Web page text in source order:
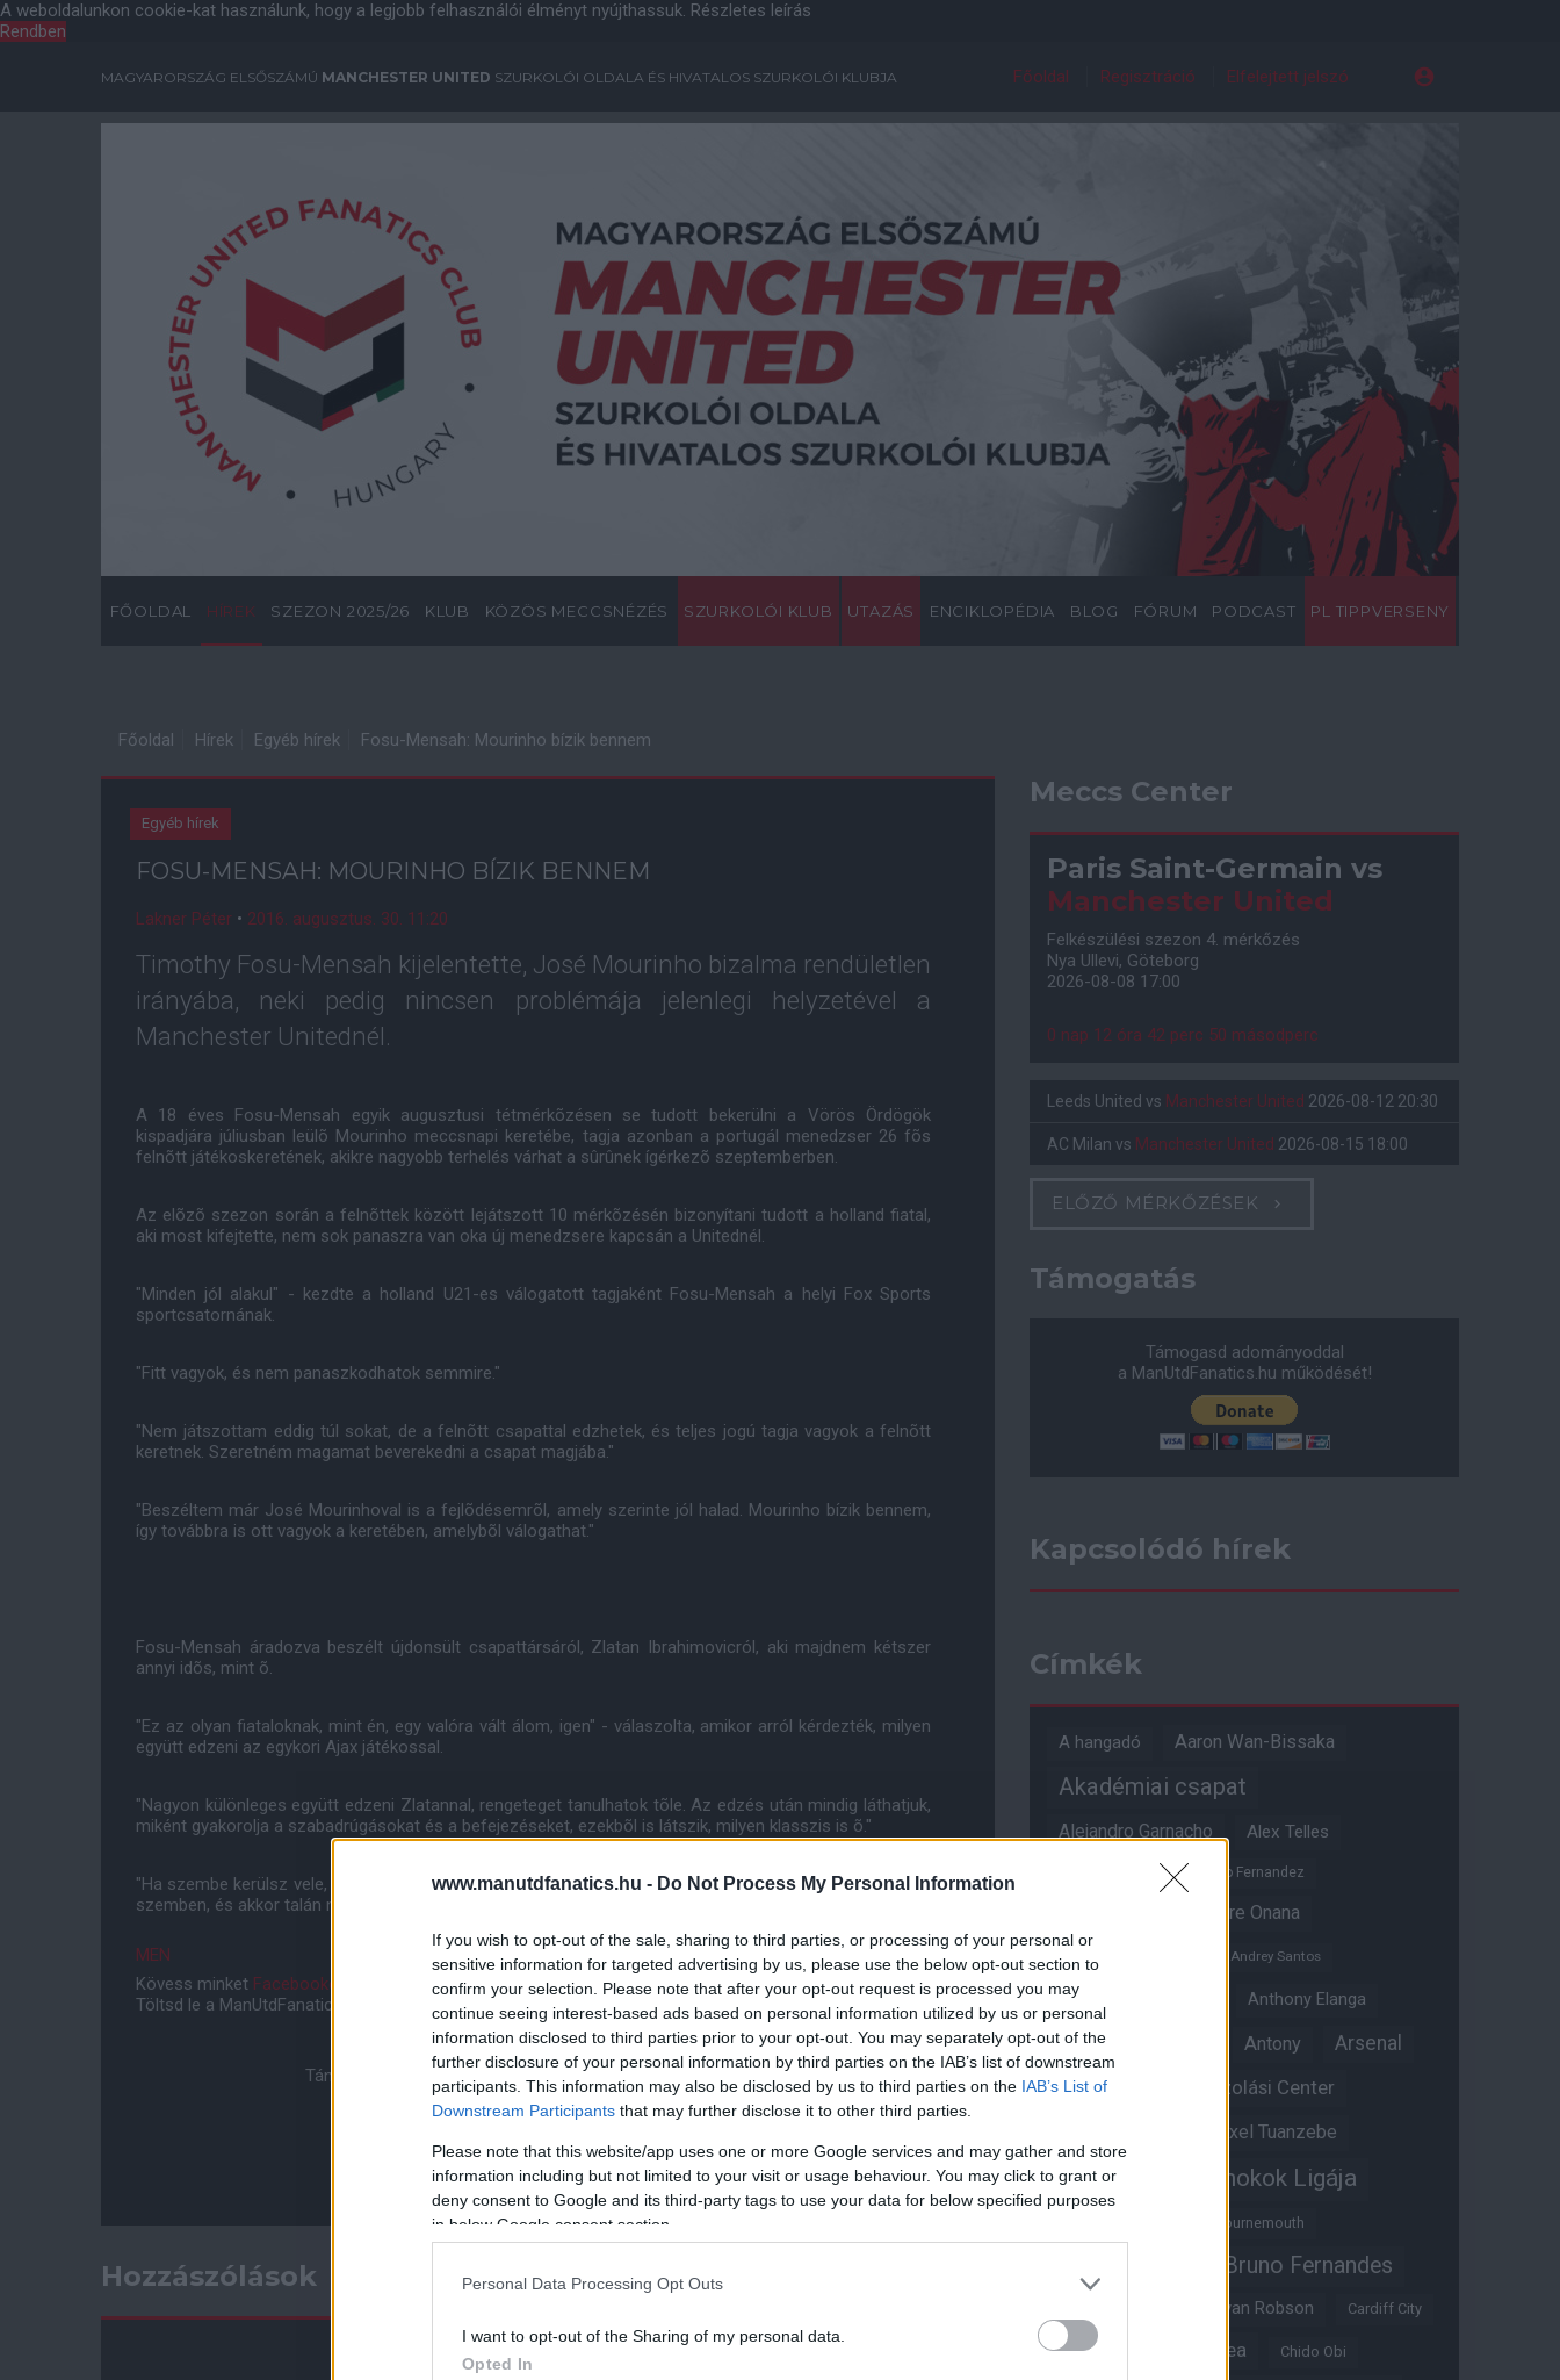
www.manutdfanatics.hu - Do Not Process My Personal Information
If you wish to opt-out of the sale, sharing to third parties, or processing of your personal or
sensitive information for targeted advertising by us, please use the below opt-out section to
confirm your selection. Please note that after your opt-out request is processed you may
continue seeing interest-based ads based on personal information utilized by us or personal
information disclosed to third parties prior to your opt-out. You may separately opt-out of the
further disclosure of your personal information by third parties on the IAB’s list of downstream
participants. This information may also be disclosed by us to third parties on the IAB’s List of
Downstream Participants that may further disclose it to other third parties.
Please note that this website/app uses one or more Google services and may gather and store
information including but not limited to your visit or usage behaviour. You may click to grant or
deny consent to Google and its third-party tags to use your data for below specified purposes
in below Google consent section.
Personal Data Processing Opt Outs
I want to opt-out of the Sharing of my personal data.
Opted In
A weboldalunkon cookie-kat használunk, hogy a legjobb felhasználói élményt nyújthassuk. Részletes leírás
Rendben
MAGYARORSZÁG ELSŐSZÁMÚ MANCHESTER UNITED SZURKOLÓI OLDALA ÉS HIVATALOS SZURKOLÓI KLUBJA Főoldal Regisztráció Elfelejtett jelszó
FŐOLDAL HÍREK SZEZON 2025/26 KLUB KÖZÖS MECCSNÉZÉS SZURKOLÓI KLUB UTAZÁS ENCIKLOPÉDIA BLOG FÓRUM PODCAST PL TIPPVERSENY
Főoldal Hírek Egyéb hírek Fosu-Mensah: Mourinho bízik bennem
Egyéb hírek
FOSU-MENSAH: MOURINHO BÍZIK BENNEM
Lakner Péter • 2016. augusztus. 30. 11:20
Timothy Fosu-Mensah kijelentette, José Mourinho bizalma rendületlen
irányába, neki pedig nincsen problémája jelenlegi helyzetével a
Manchester Unitednél.
A 18 éves Fosu-Mensah egyik augusztusi tétmérkõzésen se tudott bekerülni a Vörös Ördögök
kispadjára júliusban leülõ Mourinho meccsnapi keretébe, tagja azonban a portugál menedzser 26 fõs
felnõtt játékoskeretének, akikre nagyobb terhelés várhat a sûrûnek ígérkezõ szeptemberben.
Az elõzõ szezon során a felnõttek között lejátszott 10 mérkõzésén bizonyítani tudott a holland fiatal,
aki most kifejtette, nem sok panaszra van oka új menedzsere kapcsán a Unitednél.
"Minden jól alakul" - kezdte a holland U21-es válogatott tagjaként Fosu-Mensah a helyi Fox Sports
sportcsatornának.
"Fitt vagyok, és nem panaszkodhatok semmire."
"Nem játszottam eddig túl sokat, de a felnõtt csapattal edzhetek, és teljes jogú tagja vagyok a felnõtt
keretnek. Szeretném magamat beverekedni a csapat magjába."
"Beszéltem már José Mourinhoval is a fejlõdésemrõl, amely szerinte jól halad. Mourinho bízik bennem,
így továbbra is ott vagyok a keretében, amelybõl válogathat."
Fosu-Mensah áradozva beszélt újdonsült csapattársáról, Zlatan Ibrahimovicról, aki majdnem kétszer
annyi idõs, mint õ.
"Ez az olyan fiataloknak, mint én, egy valóra vált álom, igen" - válaszolta, amikor arról kérdezték, milyen
együtt edzeni az egykori Ajax játékossal.
"Nagyon különleges együtt edzeni Zlatannal, rengeteget tanulhatok tõle. Az edzés után mindig láthatjuk,
miként gyakorolja a szabadrúgásokat és a befejezéseket, ezekbõl is látszik, milyen klasszis is õ."
"Ha szembe kerülsz vele, abból is rengeteget lehet tanulni. A lehetõ legjobb formádat kell elõvenned vele
szemben, és akkor talán nem tesz nevetség tárgyává."
MEN
Kövess minket Facebookon InstagramonésYouTube-on is!
Töltsd le a ManUtdFanatics.hu mobil applikációt
Androidra iOS-re !
Támogasd adományoddal a ManUtdFanatics.hu működését!
Hozzászólások
Meccs Center
Paris Saint-Germain vs
Manchester United
Felkészülési szezon 4. mérkőzés
Nya Ullevi, Göteborg
2026-08-08 17:00
0 nap 12 óra 42 perc 49 másodperc
Leeds United vs Manchester United 2026-08-12 20:30
AC Milan vs Manchester United 2026-08-15 18:00
ELŐZŐ MÉRKŐZÉSEK
Támogatás
Támogasd adományoddal
a ManUtdFanatics.hu működését!
Kapcsolódó hírek
Címkék
A hangadó Aaron Wan-Bissaka
Akadémiai csapat
Alejandro Garnacho Alex Telles
Alvaro Fernandez
Andre Onana
Andreas Pereira
Andrey Santos
Angol válogatott Anthony Elanga
Anthony Martial Antony Arsenal
Aston Villa Átigazolási Center
Axel Tuanzebe
Ayden Heaven Bajnokok Ligája
Bournemouth
Bruno Fernandes
Bryan Robson Cardiff City
Casemiro Chelsea Chido Obi